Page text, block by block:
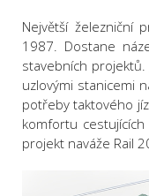
Největší železniční
1987. Dostane
stavebních
uzlovými stanicemi
potřeby taktového
komfortu
projekt naváže Rail